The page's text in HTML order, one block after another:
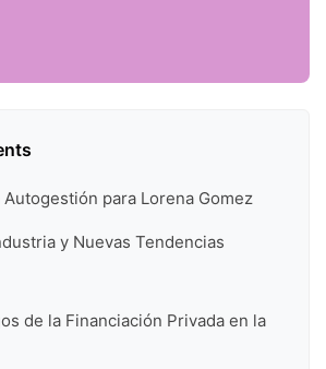
Autogestión para Lorena Gomez
y Nuevas Tendencias
de la Financiación Privada en la